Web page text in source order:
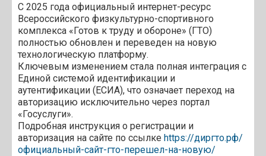
С 2025 года официальный интернет-ресурс
Всероссийского физкультурно-спортивного
комплекса «Готов к труду и обороне» (ГТО)
полностью обновлен и переведен на новую
технологическую платформу.
Ключевым изменением стала полная интеграция с
Единой системой идентификации и
аутентификации (ЕСИА), что означает переход на
авторизацию исключительно через портал
«Госуслуги».
Подробная инструкция о регистрации и
авторизация на сайте по ссылке https://диргто.рф/
официальный-сайт-гто-перешел-на-новую/